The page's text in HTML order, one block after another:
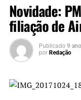
Novidade:
filiação de
Publicado 9
por Redação